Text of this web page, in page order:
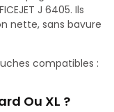
J 6405. Ils
nette, sans bavure
compatibles :
Ou XL ?